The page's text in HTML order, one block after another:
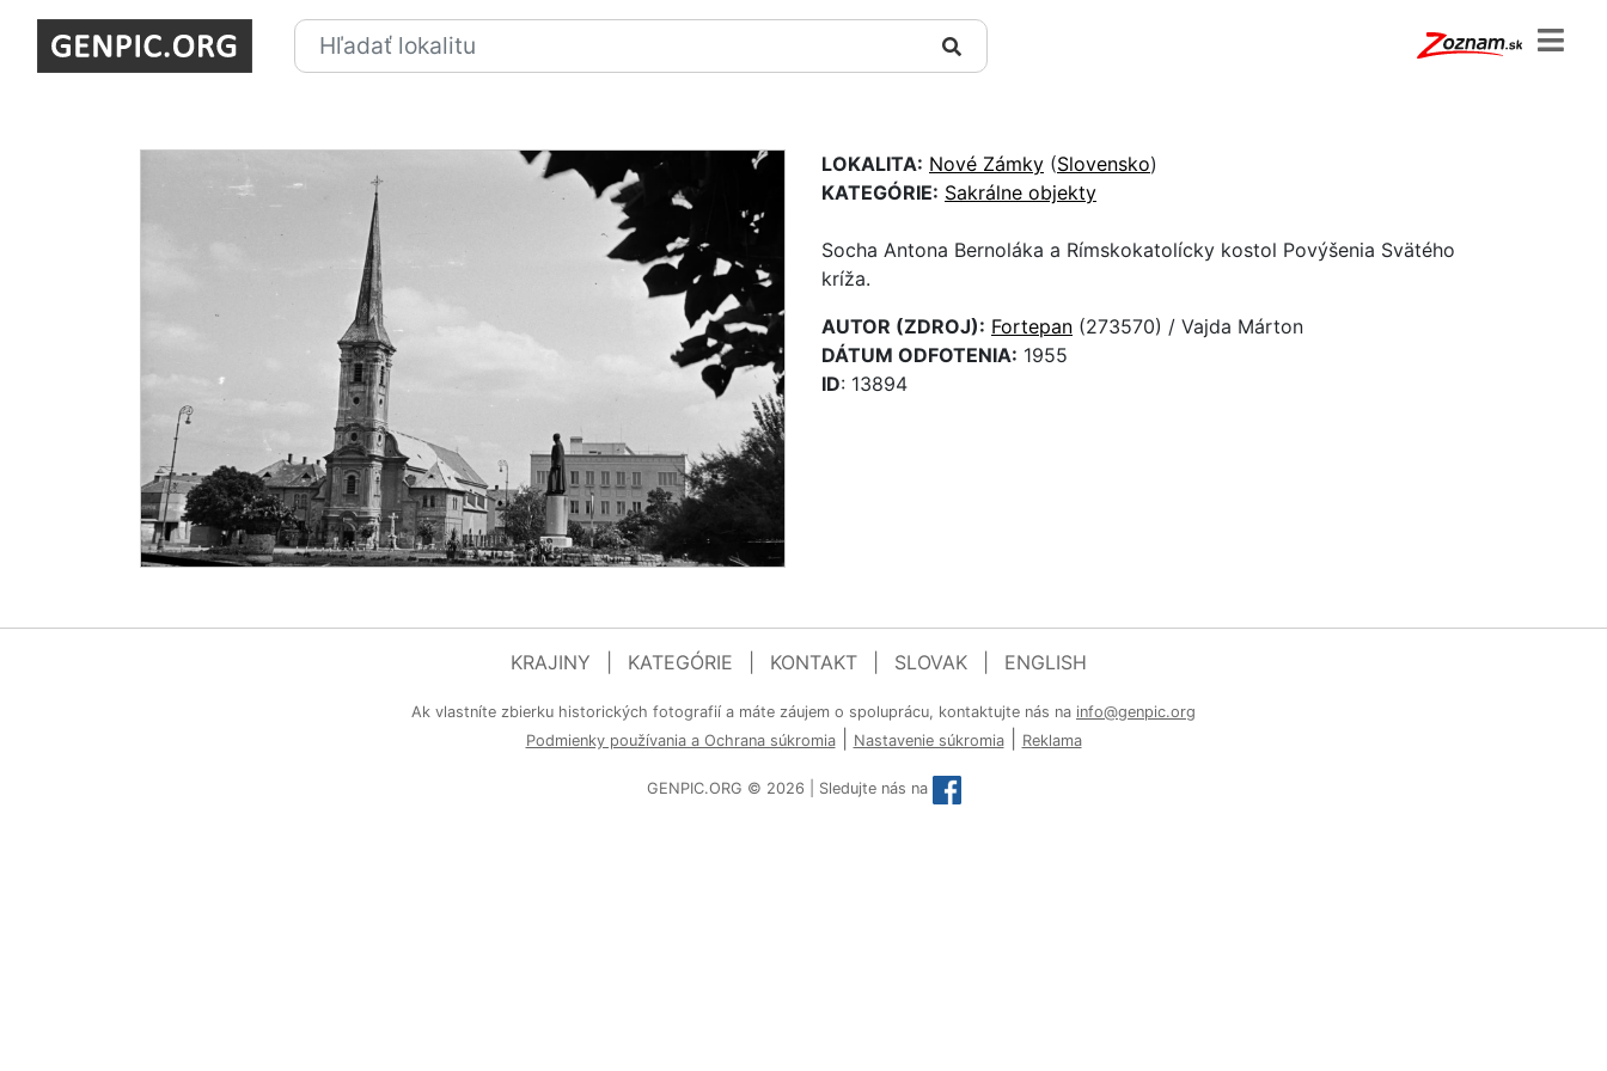
LOKALITA: Nové Zámky (Slovensko)
KATEGÓRIE: Sakrálne objekty
Socha Antona Bernoláka a Rímskokatolícky kostol Povýšenia Svätého
kríža.
AUTOR (ZDROJ): Fortepan (273570) / Vajda Márton
DÁTUM ODFOTENIA: 1955
ID: 13894
KRAJINY KATEGÓRIE KONTAKT SLOVAK ENGLISH
Ak vlastníte zbierku historických fotografií a máte záujem o spoluprácu, kontaktujte nás na info@genpic.org
Podmienky používania a Ochrana súkromia| Nastavenie súkromia| Reklama
GENPIC.ORG © 2026 | Sledujte nás na